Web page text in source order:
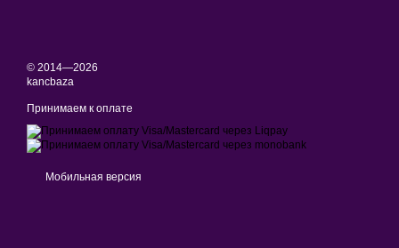
© 2014—2026
kancbaza
Принимаем к оплате
Мобильная версия